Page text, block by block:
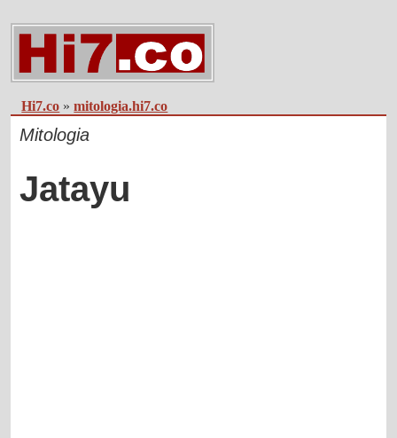
Hi7.co »mitologia.hi7.co
Mitologia
Jatayu